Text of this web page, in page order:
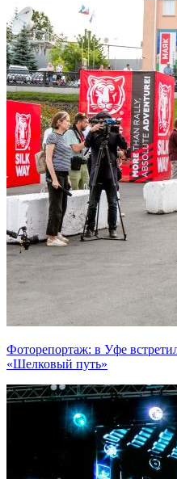
Фоторепортаж: в Уфе
«Шелковый путь»